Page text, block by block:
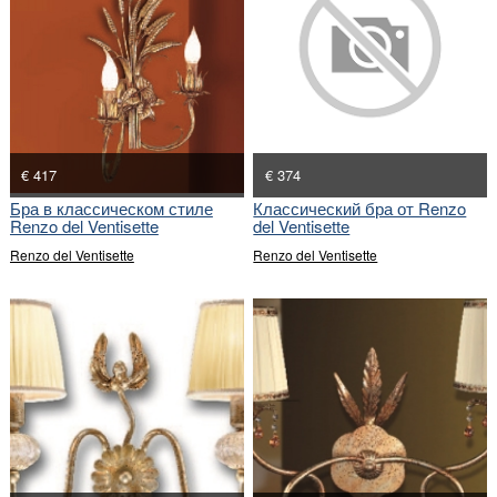
€ 417
Бра в классическом стиле
Renzo del Ventisette
Renzo del Ventisette
€ 374
Классический бра от Renzo
del Ventisette
Renzo del Ventisette